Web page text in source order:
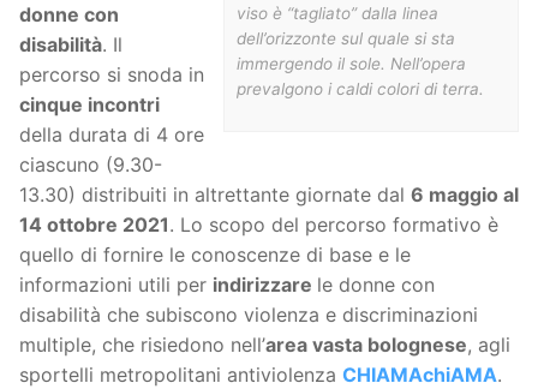
viso è “tagliato” dalla linea
dell’orizzonte sul quale si sta
immergendo il sole. Nell’opera
prevalgono i caldi colori di terra.
donne con
disabilità. Il
percorso si snoda in
cinque incontri
della durata di 4 ore
ciascuno (9.30-
13.30) distribuiti in altrettante giornate dal 6 maggio al
14 ottobre 2021. Lo scopo del percorso formativo è
quello di fornire le conoscenze di base e le
informazioni utili per indirizzare le donne con
disabilità che subiscono violenza e discriminazioni
multiple, che risiedono nell’area vasta bolognese, agli
sportelli metropolitani antiviolenza CHIAMAchiAMA.